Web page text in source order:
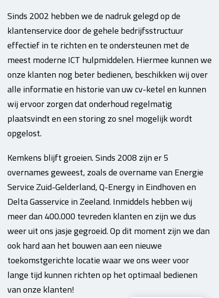
Sinds 2002 hebben we de nadruk gelegd op de
klantenservice door de gehele bedrijfsstructuur
effectief in te richten en te ondersteunen met de
meest moderne ICT hulpmiddelen. Hiermee kunnen we
onze klanten nog beter bedienen, beschikken wij over
alle informatie en historie van uw cv-ketel en kunnen
wij ervoor zorgen dat onderhoud regelmatig
plaatsvindt en een storing zo snel mogelijk wordt
opgelost.
Kemkens blijft groeien. Sinds 2008 zijn er 5
overnames geweest, zoals de overname van Energie
Service Zuid-Gelderland, Q-Energy in Eindhoven en
Delta Gasservice in Zeeland. Inmiddels hebben wij
meer dan 400.000 tevreden klanten en zijn we dus
weer uit ons jasje gegroeid. Op dit moment zijn we dan
ook hard aan het bouwen aan een nieuwe
toekomstgerichte locatie waar we ons weer voor
lange tijd kunnen richten op het optimaal bedienen
van onze klanten!